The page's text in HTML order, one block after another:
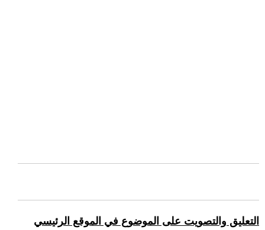
التعليق والتصويت على الموضوع في الموقع الرئيسي